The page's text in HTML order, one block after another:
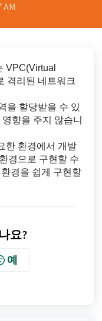
VPC(Virtual
격리된 네트워크
을 할당받을 수 있
향을 주지 않습니
한 환경에서 개발
경으로 구현할 수
경을 쉽게 구현할
요?
예